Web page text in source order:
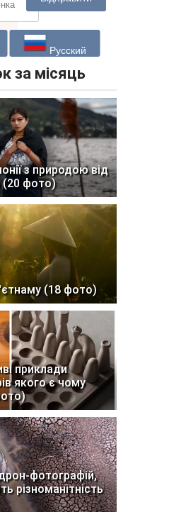
Русский
за місяць
з природою від
(20 фото)
(18 фото)
приклади
якого є чому
фотографій,
різноманітність